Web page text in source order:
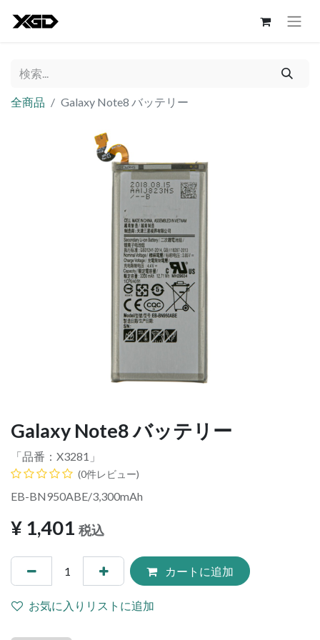
全商品 Galaxy Note8 バッテリー
Galaxy Note8 バッテリー
「品番： X3281 」
(0件レビュー)
EB-BN950ABE/3,300mAh
¥ 1,401 税込
カートに追加
お気に入りリストに追加